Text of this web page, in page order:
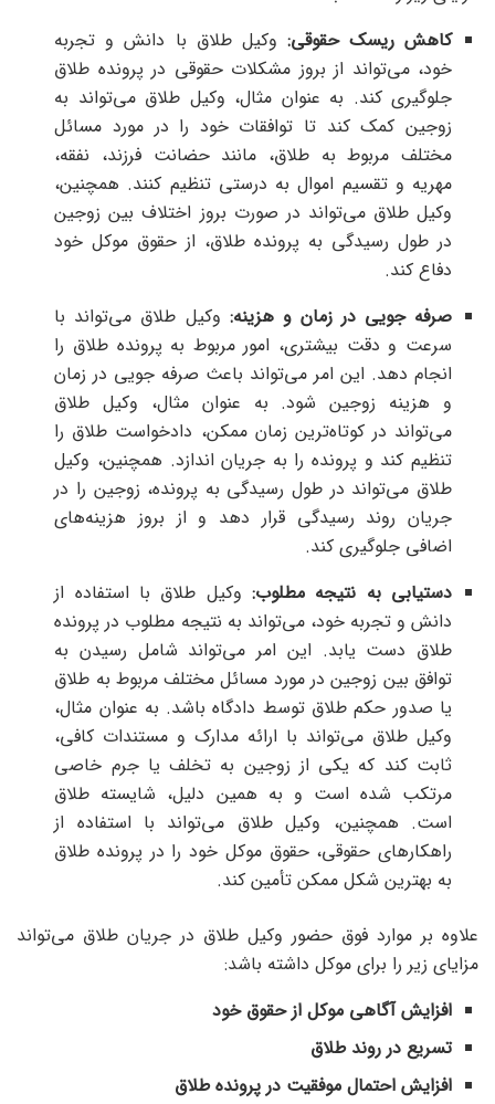
کاهش ریسک حقوقی: وکیل طلاق با دانش و تجربه
خود، می‌تواند از بروز مشکلات حقوقی در پرونده طلاق
جلوگیری کند. به عنوان مثال، وکیل طلاق می‌تواند به
زوجین کمک کند تا توافقات خود را در مورد مسائل
مختلف مربوط به طلاق، مانند حضانت فرزند، نفقه،
مهریه و تقسیم اموال به درستی تنظیم کنند. همچنین،
وکیل طلاق می‌تواند در صورت بروز اختلاف بین زوجین
در طول رسیدگی به پرونده طلاق، از حقوق موکل خود
دفاع کند.
صرفه جویی در زمان و هزینه: وکیل طلاق می‌تواند با
سرعت و دقت بیشتری، امور مربوط به پرونده طلاق را
انجام دهد. این امر می‌تواند باعث صرفه جویی در زمان
و هزینه زوجین شود. به عنوان مثال، وکیل طلاق
می‌تواند در کوتاه‌ترین زمان ممکن، دادخواست طلاق را
تنظیم کند و پرونده را به جریان اندازد. همچنین، وکیل
طلاق می‌تواند در طول رسیدگی به پرونده، زوجین را در
جریان روند رسیدگی قرار دهد و از بروز هزینه‌های
اضافی جلوگیری کند.
دستیابی به نتیجه مطلوب: وکیل طلاق با استفاده از
دانش و تجربه خود، می‌تواند به نتیجه مطلوب در پرونده
طلاق دست یابد. این امر می‌تواند شامل رسیدن به
توافق بین زوجین در مورد مسائل مختلف مربوط به طلاق
یا صدور حکم طلاق توسط دادگاه باشد. به عنوان مثال،
وکیل طلاق می‌تواند با ارائه مدارک و مستندات کافی،
ثابت کند که یکی از زوجین به تخلف یا جرم خاصی
مرتکب شده است و به همین دلیل، شایسته طلاق
است. همچنین، وکیل طلاق می‌تواند با استفاده از
راهکارهای حقوقی، حقوق موکل خود را در پرونده طلاق
به بهترین شکل ممکن تأمین کند.
علاوه بر موارد فوق حضور وکیل طلاق در جریان طلاق می‌تواند
مزایای زیر را برای موکل داشته باشد:
افزایش آگاهی موکل از حقوق خود
تسریع در روند طلاق
افزایش احتمال موفقیت در پرونده طلاق